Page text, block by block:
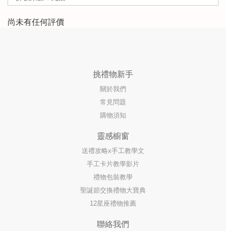
尚未有任何評價
挑禮物新手
關於我們
常見問題
購物須知
靈感櫥窗
送禮攻略x手工教學文
手工卡片教學影片
禮物包裝教學
聖誕節交換禮物大寶典
12星座禮物推薦
聯絡我們